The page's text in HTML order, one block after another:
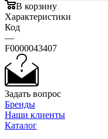
В корзину
Характеристики
Код
—
F0000043407
Задать вопрос
Бренды
Наши клиенты
Каталог